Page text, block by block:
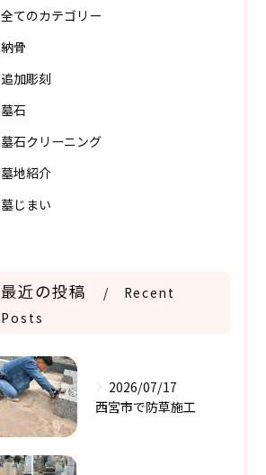
全てのカテゴリー
納骨
追加彫刻
墓石
墓石クリーニング
墓地紹介
墓じまい
最近の投稿
Recent
Posts
2026/07/17
西宮市で防草施工